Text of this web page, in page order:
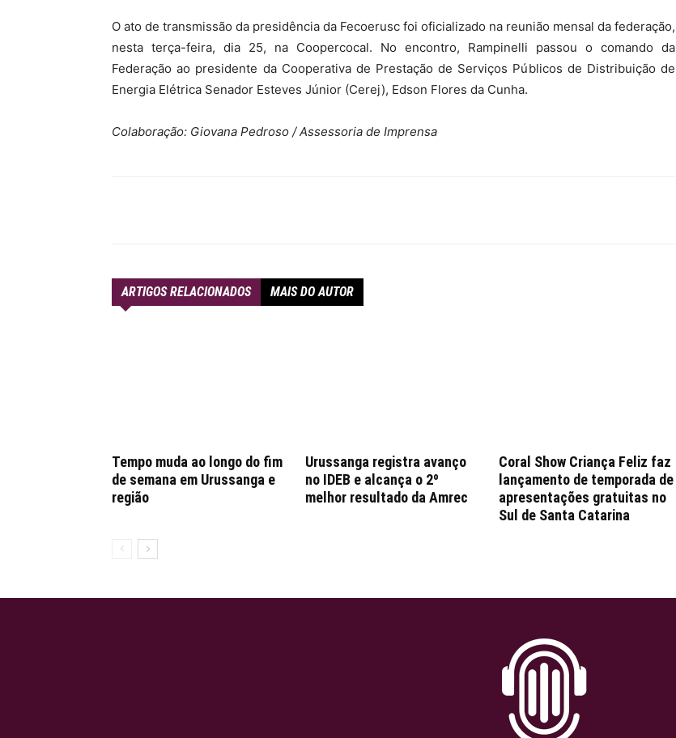
O ato de transmissão da presidência da Fecoerusc foi oficializado na reunião mensal da federação,
nesta terça-feira, dia 25, na Coopercocal. No encontro, Rampinelli passou o comando da
Federação ao presidente da Cooperativa de Prestação de Serviços Públicos de Distribuição de
Energia Elétrica Senador Esteves Júnior (Cerej), Edson Flores da Cunha.
Colaboração: Giovana Pedroso / Assessoria de Imprensa
ARTIGOS RELACIONADOS MAIS DO AUTOR
Tempo muda ao longo do fim
de semana em Urussanga e
região
Urussanga registra avanço
no IDEB e alcança o 2º
melhor resultado da Amrec
Coral Show Criança Feliz faz
lançamento de temporada de
apresentações gratuitas no
Sul de Santa Catarina